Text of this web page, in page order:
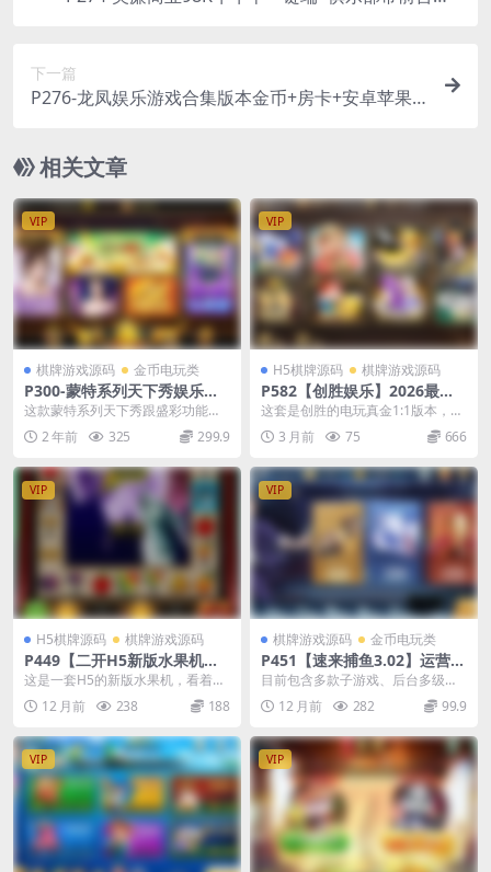
下一篇
P276-龙凤娱乐游戏合集版本金币+房卡+安卓苹果
相关文章
VIP
棋牌游戏源码 金币电玩类
P300-蒙特系列天下秀娱乐游
戏完整全套源码+双端APP
这款蒙特系列天下秀跟盛彩功能差
不多，都有查分发卡，点控+库存水
位，蒙特系列的有捕...
2 年前 325 299.9
VIP
H5棋牌源码 棋牌游戏源码
P582【创胜娱乐】2026最新
整理H5真金1：1玩法带三十
几个子游戏全套数据/服务器打
包版
这套是创胜的电玩真金1:1版本，全
新开发包括 后台 服务端，数据库都
完全改版，在...
3 月前 75 666
VIP
H5棋牌源码 棋牌游戏源码
P449【二开H5新版水果机】
支持微信直接登录+教程
这是一套H5的新版水果机，看着还
行。登陆界面改了一下，配置公众
号后支持微信直接登...
12 月前 238 188
VIP
棋牌游戏源码 金币电玩类
P451【速来捕鱼3.02】运营级
源码/安卓苹果双端APP+搭建
教程
目前包含多款子游戏、后台多级代
理功能、自定义功能强，房间配置
功能强大、控制功能强...
12 月前 282 99.9
VIP VIP